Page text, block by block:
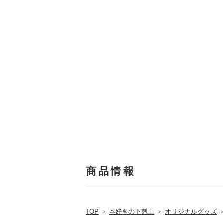
商品情報
TOP ＞ 本好きの下剋上 ＞ オリジナルグッズ ＞